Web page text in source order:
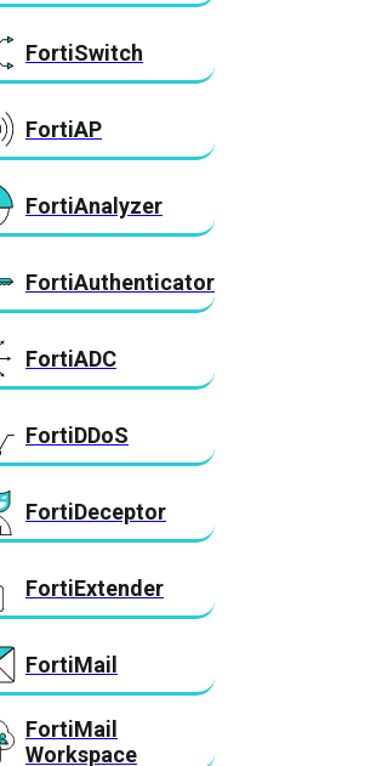
FortiSwitch
FortiAP
FortiAnalyzer
FortiAuthenticator
FortiADC
FortiDDoS
FortiDeceptor
FortiExtender
FortiMail
FortiMail
Workspace